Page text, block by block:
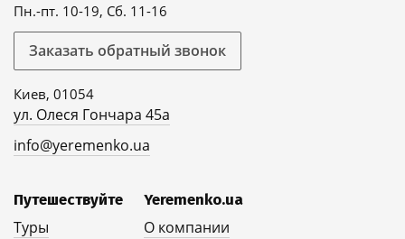
Пн.-пт. 10-19, Сб. 11-16
Заказать обратный звонок
Киев, 01054
ул. Олеся Гончара 45а
info@yeremenko.ua
Путешествуйте
Туры
Yeremenko.ua
О компании